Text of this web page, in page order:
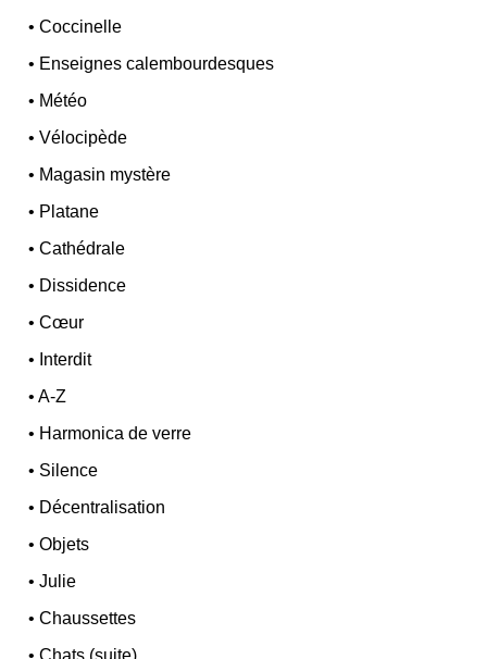
•Coccinelle
• Enseignes calembourdesques
• Météo
•Vélocipède
• Magasin mystère
• Platane
•Cathédrale
• Dissidence
•Cœur
• Interdit
•A-Z
• Harmonica de verre
• Silence
• Décentralisation
•Objets
•Julie
•Chaussettes
•Chats (suite)